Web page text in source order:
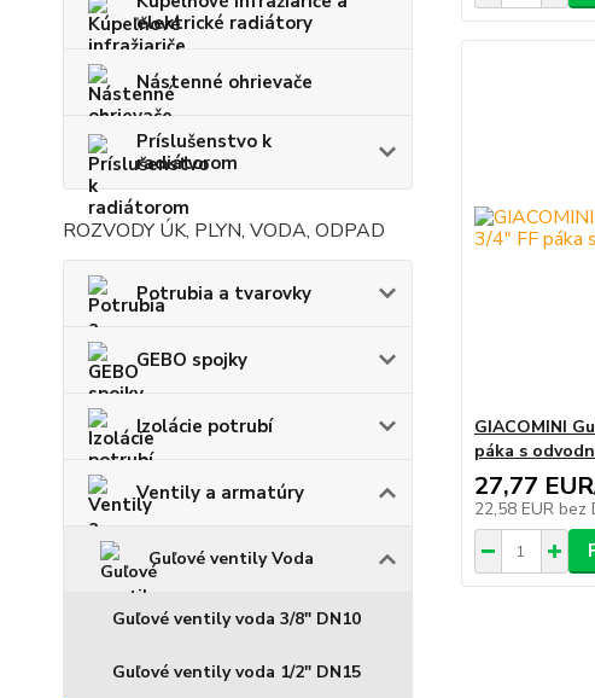
elektrické radiátory
Nástenné ohrievače
Príslušenstvo k
radiátorom
ROZVODY ÚK, PLYN, VODA, ODPAD
Potrubia a tvarovky
GEBO spojky
Izolácie potrubí
Ventily a armatúry
Guľové ventily Voda
Guľové ventily voda 3/8" DN10
Guľové ventily voda 1/2" DN15
GIACOMINI
páka s
27,77 EUR
22,58 EUR bez